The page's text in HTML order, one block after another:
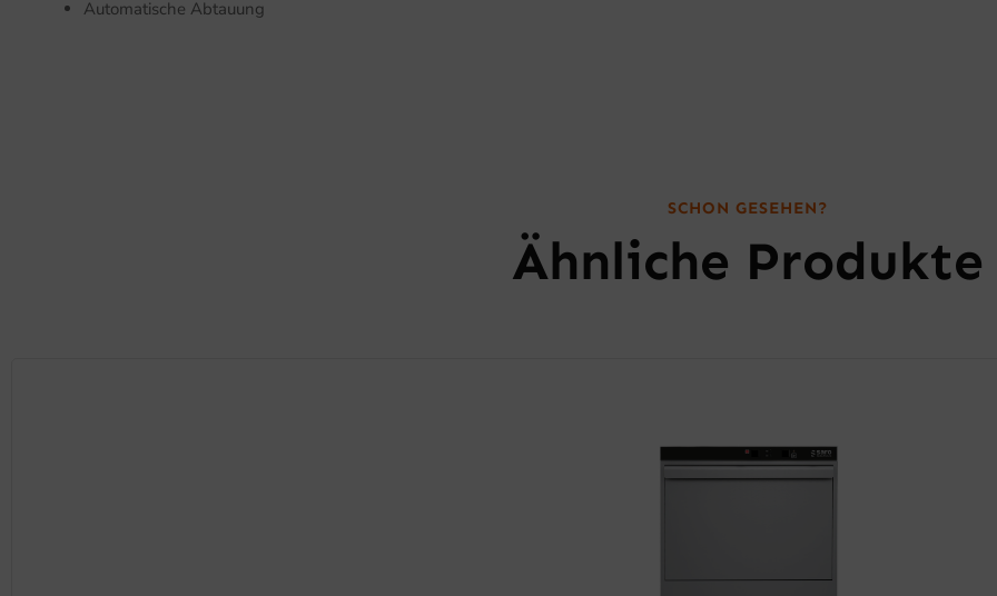
Automatische Abtauung
SCHON GESEHEN?
Ähnliche Produkte